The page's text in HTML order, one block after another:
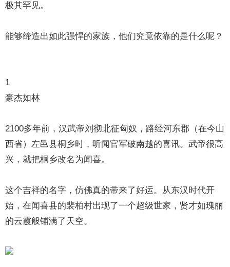
极其罕见。
能够缔造出如此强悍的家族，他们究竟依靠的是什么呢？
1
豪杰如林
2100多年前，汉武帝刘彻北征匈奴，路经河东郡（在今山
西省）左邑县桐乡时，听闻官军破南越的喜讯。武帝很高
兴，就把桐乡改名为闻喜。
这个吉祥的名字，仿佛真的带来了好运。从东汉时代开
始，在闻喜县的裴柏村出现了一个超级世家，贤才如瑰丽
的云霞般铺满了天空。